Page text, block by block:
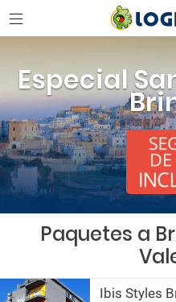
Especial
Paquetes a
Ibis Styles